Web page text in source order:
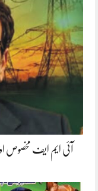
آئی ایم ایف مخصوص